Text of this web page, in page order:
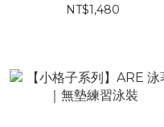
NT$1,480